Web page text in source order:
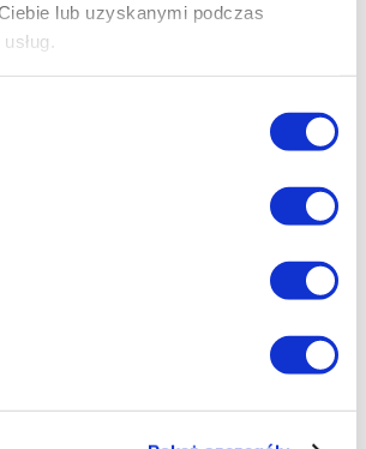
lub uzyskanymi podczas